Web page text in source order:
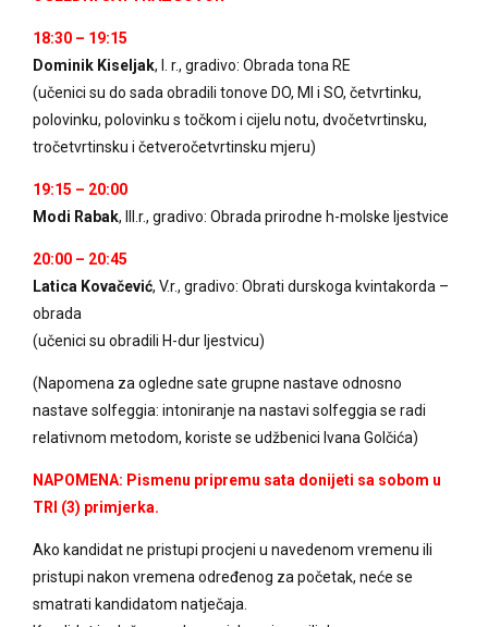
18:30 – 19:15
Dominik Kiseljak, I. r., gradivo: Obrada tona RE
(učenici su do sada obradili tonove DO, MI i SO, četvrtinku,
polovinku, polovinku s točkom i cijelu notu, dvočetvrtinsku,
tročetvrtinsku i četveročetvrtinsku mjeru)
19:15 – 20:00
Modi Rabak, III.r., gradivo: Obrada prirodne h-molske ljestvice
20:00 – 20:45
Latica Kovačević, V.r., gradivo: Obrati durskoga kvintakorda –
obrada
(učenici su obradili H-dur ljestvicu)
(Napomena za ogledne sate grupne nastave odnosno
nastave solfeggia: intoniranje na nastavi solfeggia se radi
relativnom metodom, koriste se udžbenici Ivana Golčića)
NAPOMENA: Pismenu pripremu sata donijeti sa sobom u
TRI (3) primjerka.
Ako kandidat ne pristupi procjeni u navedenom vremenu ili
pristupi nakon vremena određenog za početak, neće se
smatrati kandidatom natječaja.